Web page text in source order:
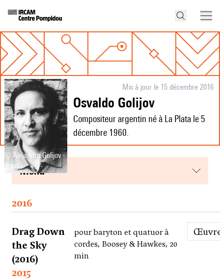
© Alejandro Golijov -
2000
Mis à jour le 15 décembre 2016
Osvaldo Golijov
Compositeur argentin né à La Plata le 5
décembre 1960.
menu
2016
Drag Down
the Sky
(2016)
pour baryton et quatuor à
cordes, Boosey & Hawkes, 20
min
2015